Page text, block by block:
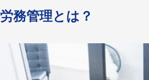
労務管理とは？